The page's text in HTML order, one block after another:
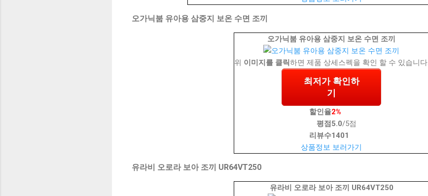
오가닉붐 유아용 삼중지 보온 수면 조끼
오가닉붐 유아용 삼중지 보온 수면 조끼
위 이미지를 클릭하면 제품 상세스펙을 확인 할 수 있습니다.
최저가 확인하
기
할인율2%
평점 5.0/5점
리뷰수1401
상품정보 보러가기
유라비 오로라 보아 조끼 UR64VT250
유라비 오로라 보아 조끼 UR64VT250